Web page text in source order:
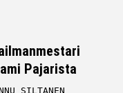
Pajarista
SILTANEN